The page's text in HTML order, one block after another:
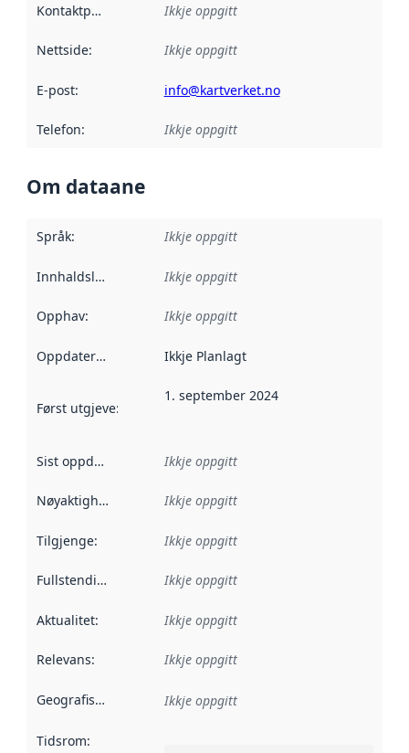
Kontaktpunkt Ikkje oppgitt
Nettside: Ikkje oppgitt
E-post: info@kartverket.no
Telefon: Ikkje oppgitt
Om dataane
Språk: Ikkje oppgitt
Innhaldsleverandørar :
Ikkje oppgitt
Opphav: Ikkje oppgitt
Oppdateringsfrekvens :
Ikkje Planlagt
Først utgjeve: Denne datoen seier når dataa i dette
1. september 2024
Sist oppdatert Ikkje oppgitt
Nøyaktigheit Ikkje oppgitt
Tilgjenge: Ikkje oppgitt
Fullstendigheit Ikkje oppgitt
Aktualitet: Ikkje oppgitt
Relevans: Ikkje oppgitt
Geografisk område Ikkje oppgitt
Tidsrom: